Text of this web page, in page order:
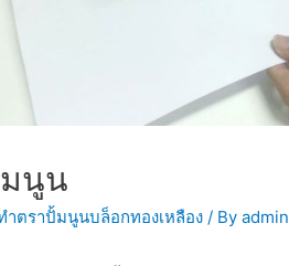
นูน
ำตราปั้มนูนบล็อกทองเหลือง / Byadmin